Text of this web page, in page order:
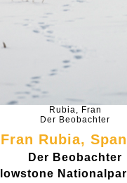
Rubia, Fran
Der Beobachter
Fran Rubia,
Der Beobachter